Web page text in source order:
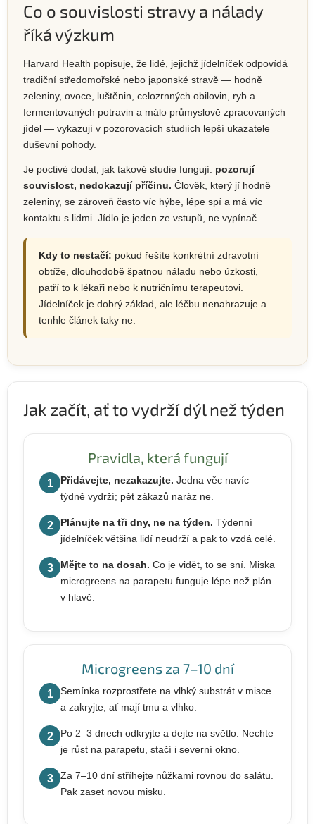
Co o souvislosti stravy a nálady
říká výzkum
Harvard Health popisuje, že lidé, jejichž jídelníček odpovídá
tradiční středomořské nebo japonské stravě — hodně
zeleniny, ovoce, luštěnin, celozrnných obilovin, ryb a
fermentovaných potravin a málo průmyslově zpracovaných
jídel — vykazují v pozorovacích studiích lepší ukazatele
duševní pohody.
Je poctivé dodat, jak takové studie fungují: pozorují
souvislost, nedokazují příčinu. Člověk, který jí hodně
zeleniny, se zároveň často víc hýbe, lépe spí a má víc
kontaktu s lidmi. Jídlo je jeden ze vstupů, ne vypínač.
Kdy to nestačí: pokud řešíte konkrétní zdravotní
obtíže, dlouhodobě špatnou náladu nebo úzkosti,
patří to k lékaři nebo k nutričnímu terapeutovi.
Jídelníček je dobrý základ, ale léčbu nenahrazuje a
tenhle článek taky ne.
Jak začít, ať to vydrží dýl než týden
Pravidla, která fungují
1 Přidávejte, nezakazujte. Jedna věc navíc
týdně vydrží; pět zákazů naráz ne.
2 Plánujte na tři dny, ne na týden. Týdenní
jídelníček většina lidí neudrží a pak to vzdá celé.
3 Mějte to na dosah. Co je vidět, to se sní. Miska
microgreens na parapetu funguje lépe než plán
v hlavě.
Microgreens za 7–10 dní
1
Semínka rozprostřete na vlhký substrát v misce
a zakryjte, ať mají tmu a vlhko.
2
Po 2–3 dnech odkryjte a dejte na světlo. Nechte
je růst na parapetu, stačí i severní okno.
3
Za 7–10 dní stříhejte nůžkami rovnou do salátu.
Pak zaset novou misku.